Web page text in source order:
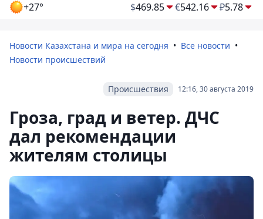
+27° $469.85 €542.16 ₽5.78
Новости Казахстана и мира на сегодня
Все новости
Новости происшествий
12:16, 30 августа 2019
Происшествия
Гроза, град и ветер. ДЧС
дал рекомендации
жителям столицы